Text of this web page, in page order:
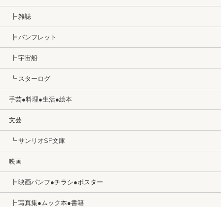
┣ 雑誌
┣ パンフレット
┣ 宇宙船
┗ スターログ
手芸●料理●生活●絵本
文芸
┗ サンリオSF文庫
映画
┣ 映画パンフ●チラシ●ポスター
┣ 写真集●ムック本●書籍